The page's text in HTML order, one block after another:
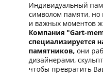
Индивидуальный
символом памяти,
и важных моментов
Компания "Gart-
специализируется
памятников, они
дизайнерами,
чтобы превратить